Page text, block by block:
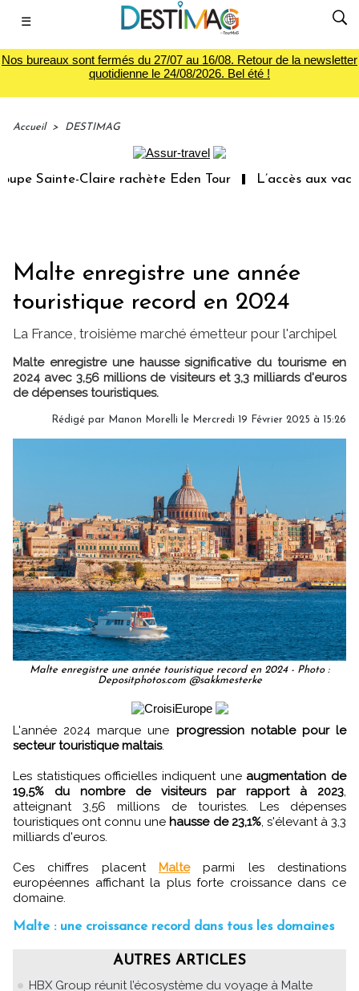
☰
Nos bureaux sont fermés du 27/07 au 16/08. Retour de la newsletter
quotidienne le 24/08/2026. Bel été !
Accueil > DESTIMAG
Sainte-Claire rachète Eden Tour L’accès aux
Malte enregistre une année
touristique record en 2024
La France, troisième marché émetteur pour l'archipel
Malte enregistre une hausse significative du tourisme en
2024 avec 3,56 millions de visiteurs et 3,3 milliards d'euros
de dépenses touristiques.
Rédigé par Manon Morelli le Mercredi 19 Février 2025 à 15:26
Malte enregistre une année touristique record en 2024 - Photo :
Depositphotos.com @sakkmesterke
L'année 2024 marque une progression notable pour le
secteur touristique maltais.
Les statistiques officielles indiquent une augmentation de
19,5% du nombre de visiteurs par rapport à 2023
atteignant 3,56 millions de touristes. Les dépenses
touristiques ont connu une hausse de 23,1%, s'élevant à 3,3
milliards d'euros.
Ces chiffres placent Malteparmi les destinations
européennes affichant la plus forte croissance dans ce
domaine.
Malte : une croissance record dans tous les domaines
AUTRES ARTICLES
HBX Group réunit l’écosystème du voyage à Malte